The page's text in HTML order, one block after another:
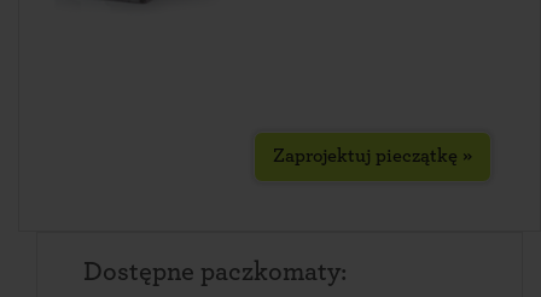
Zaprojektuj pieczątkę »
Dostępne paczkomaty: